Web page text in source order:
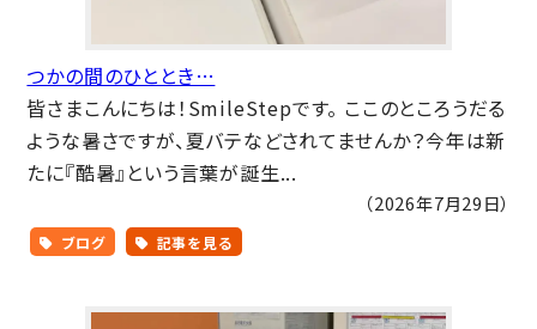
つかの間のひととき…
皆さまこんにちは！SmileStepです。 ここのところうだる
ような暑さですが、夏バテなどされてませんか？今年は新
たに『酷暑』という言葉が誕生...
（2026年7月29日）
ブログ 記事を見る